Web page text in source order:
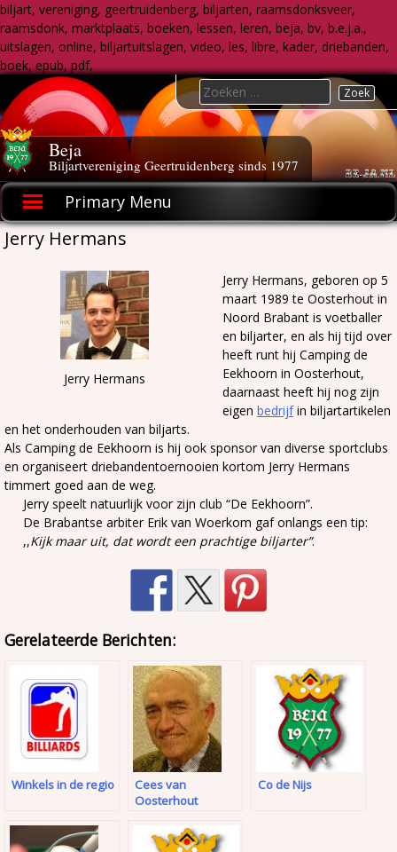
biljart, vereniging, geertruidenberg, biljarten, raamsdonksveer,
raamsdonk, marktplaats, boeken, lessen, leren, beja, bv, b.e.j.a.,
uitslagen, online, biljartuitslagen, video, les, libre, kader, driebanden,
boek, epub, pdf,
to
content
Beja
Biljartvereniging Geertruidenberg sinds 1977
Primary Menu
Search
for:
Jerry Hermans
Jerry Hermans
Jerry Hermans, geboren op 5
maart 1989 te Oosterhout in
Noord Brabant is voetballer
en biljarter, en als hij tijd over
heeft runt hij Camping de
Eekhoorn in Oosterhout,
daarnaast heeft hij nog zijn
eigen bedrijfin biljartartikelen
en het onderhouden van biljarts.
Als Camping de Eekhoorn is hij ook sponsor van diverse sportclubs
en organiseert driebandentoernooien kortom Jerry Hermans
timmert goed aan de weg.
Jerry speelt natuurlijk voor zijn club “De Eekhoorn”.
De Brabantse arbiter Erik van Woerkom gaf onlangs een tip:
,,Kijk maar uit, dat wordt een prachtige biljarter”.
Gerelateerde Berichten:
Winkels in de regio
Cees van
Oosterhout
Co de Nijs